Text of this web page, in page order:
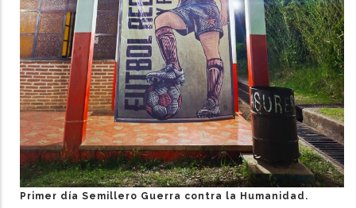
Primer día Semillero Guerra contra la Humanidad.